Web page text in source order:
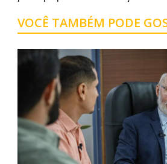
VOCÊ TAMBÉM PODE